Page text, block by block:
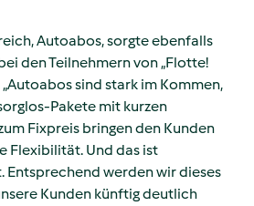
Autoabos, sorgte ebenfalls
den Teilnehmern von „Flotte!
sind stark im Kommen,
Pakete mit kurzen
Fixpreis bringen den Kunden
Flexibilität. Und das ist
Entsprechend werden wir dieses
Kunden künftig deutlich